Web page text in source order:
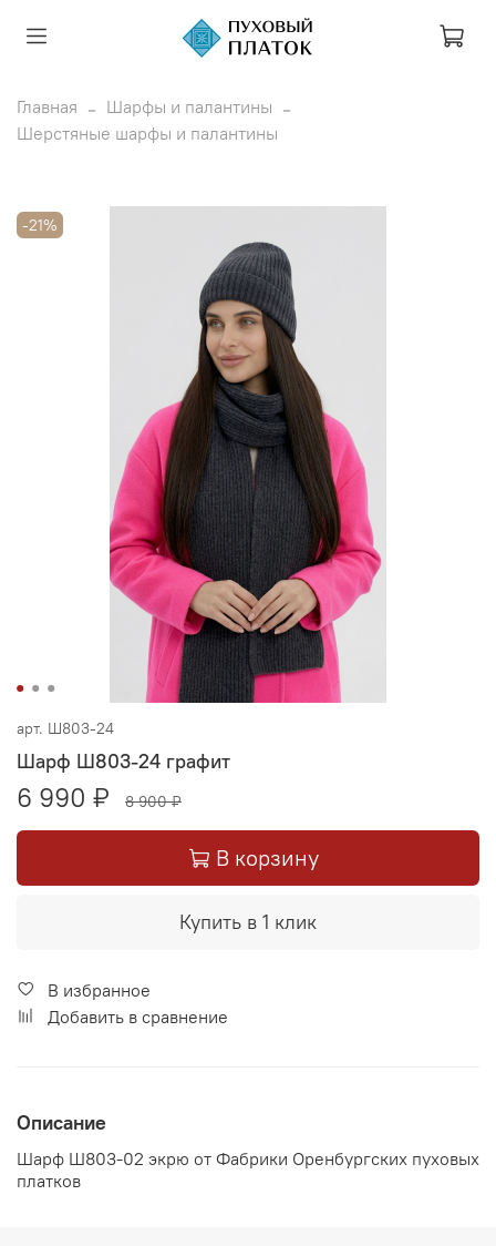
Главная
Шарфы и палантины
Шерстяные шарфы и палантины
-21%
арт. Ш803-24
Шарф Ш803-24 графит
6 990 ₽ 8 900 ₽
В корзину
Купить в 1 клик
В избранное
Добавить в сравнение
Описание
Шарф Ш803-02 экрю от Фабрики Оренбургских пуховых
платков